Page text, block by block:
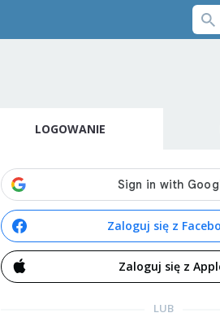
LOGOWANIE
Zaloguj się z
Zaloguj się z
LUB